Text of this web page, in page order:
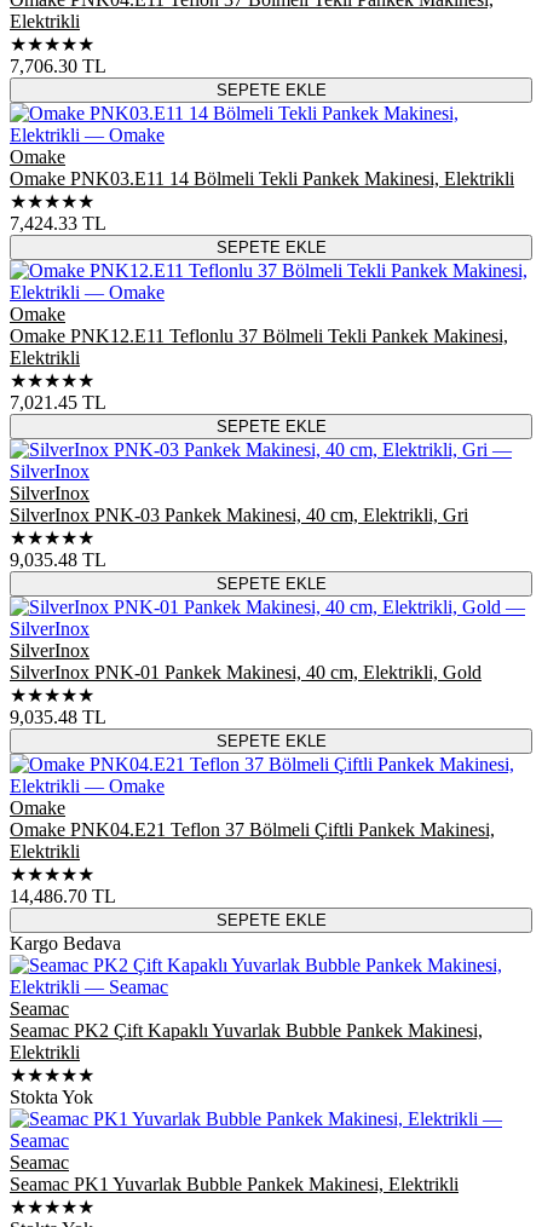
Elektrikli
★★★★★
7,706.30 TL
SEPETE EKLE
Omake
Omake PNK03.E11 14 Bölmeli Tekli Pankek Makinesi, Elektrikli
★★★★★
7,424.33 TL
SEPETE EKLE
Omake
Omake PNK12.E11 Teflonlu 37 Bölmeli Tekli Pankek Makinesi,
Elektrikli
★★★★★
7,021.45 TL
SEPETE EKLE
SilverInox
SilverInox PNK-03 Pankek Makinesi, 40 cm, Elektrikli, Gri
★★★★★
9,035.48 TL
SEPETE EKLE
SilverInox
SilverInox PNK-01 Pankek Makinesi, 40 cm, Elektrikli, Gold
★★★★★
9,035.48 TL
SEPETE EKLE
Omake
Omake PNK04.E21 Teflon 37 Bölmeli Çiftli Pankek Makinesi,
Elektrikli
★★★★★
14,486.70 TL
SEPETE EKLE
Kargo Bedava
Seamac
Seamac PK2 Çift Kapaklı Yuvarlak Bubble Pankek Makinesi,
Elektrikli
★★★★★
Stokta Yok
Seamac
Seamac PK1 Yuvarlak Bubble Pankek Makinesi, Elektrikli
★★★★★